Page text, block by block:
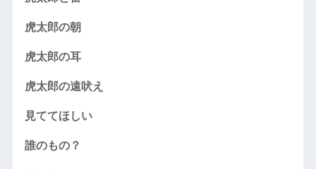
虎太郎の朝
虎太郎の耳
虎太郎の遠吠え
見ててほしい
誰のもの？